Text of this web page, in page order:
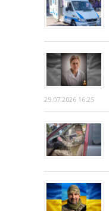
29.07.2026 16:25